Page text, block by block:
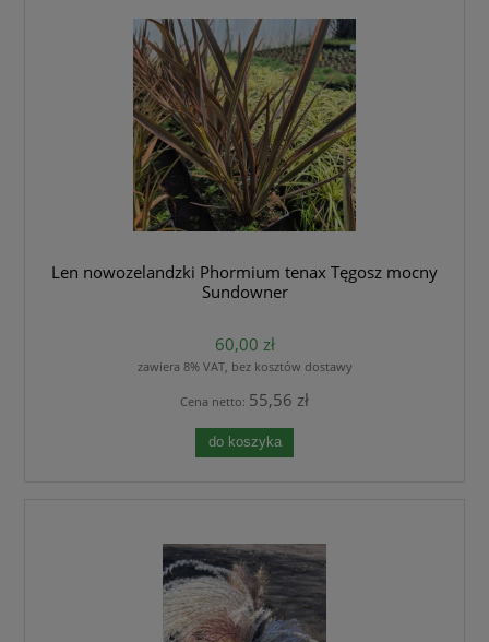
Len nowozelandzki Phormium tenax Tęgosz mocny
Sundowner
60,00 zł
zawiera 8% VAT, bez kosztów dostawy
Cena netto: 55,56 zł
do koszyka